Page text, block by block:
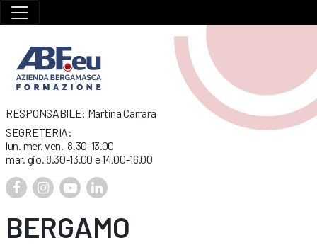
RESPONSABILE: Martina Carrara
SEGRETERIA:
lun. mer. ven. 8.30-13.00
mar. gio. 8.30-13.00 e 14.00-16.00
BERGAMO